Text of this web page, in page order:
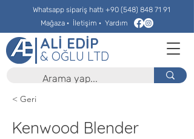
ALİ EDİP
& OĞLU LTD
Whatsapp sipariş hattı +90 (548) 848 71 91
Mağaza · İletişim · Yardım
< Geri
Kenwood Blender